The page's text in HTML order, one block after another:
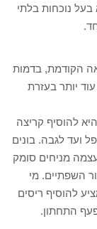
נוכחות בלתי
הקודמת, בדמות
יותר בעזרת
להוסיף קריצה
ועד לגבה. בונים
מניחים סומק
השפתיים. מי
להוסיף ריסים
התחתון.